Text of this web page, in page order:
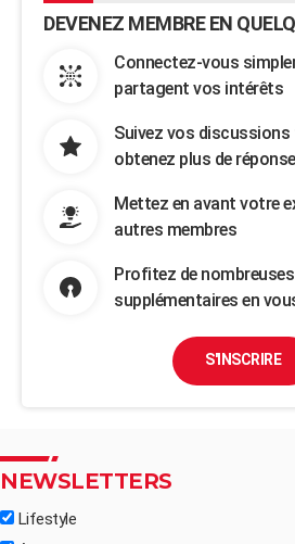
DEVENEZ MEMBRE EN
Connectez-vous
partagent vos intérêts
Suivez vos
obtenez plus de
Mettez en avant votre
autres membres
Profitez de
supplémentaires en
S'INSCRIRE
NEWSLETTERS
Lifestyle